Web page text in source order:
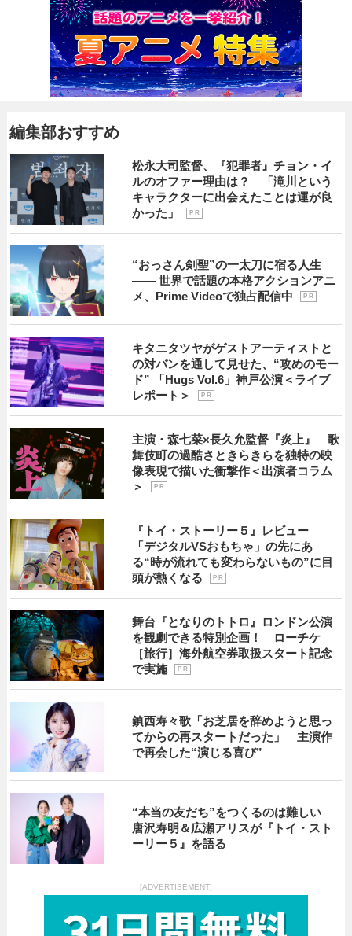
編集部おすすめ
松永大司監督、『犯罪者』チョン・イ
ルのオファー理由は？ 「滝川という
キャラクターに出会えたことは運が良
かった」
P R
“おっさん剣聖”の一太刀に宿る人生
―― 世界で話題の本格アクションアニ
メ、Prime Videoで独占配信中
P R
キタニタツヤがゲストアーティストと
の対バンを通して見せた、“攻めのモー
ド” 「Hugs Vol.6」神戸公演＜ライブ
レポート＞
P R
主演・森七菜×長久允監督『炎上』 歌
舞伎町の過酷さときらきらを独特の映
像表現で描いた衝撃作＜出演者コラム
＞
P R
『トイ・ストーリー５』レビュー
「デジタルVSおもちゃ」の先にあ
る“時が流れても変わらないもの”に目
頭が熱くなる
P R
舞台『となりのトトロ』ロンドン公演
を観劇できる特別企画！ ローチケ
［旅行］海外航空券取扱スタート記念
で実施
P R
鎮西寿々歌「お芝居を辞めようと思っ
てからの再スタートだった」 主演作
で再会した“演じる喜び”
“本当の友だち”をつくるのは難しい
唐沢寿明＆広瀬アリスが『トイ・スト
ーリー５』を語る
[ADVERTISEMENT]